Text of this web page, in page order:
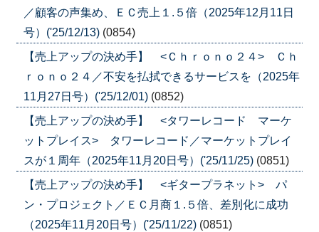
／顧客の声集め、ＥＣ売上１.５倍（2025年12月11日
号）('25/12/13) (0854)
【売上アップの決め手】 <Ｃｈｒｏｎｏ２４> Ｃｈ
ｒｏｎｏ２４／不安を払拭できるサービスを（2025年
11月27日号）('25/12/01) (0852)
【売上アップの決め手】 <タワーレコード マーケ
ットプレイス> タワーレコード／マーケットプレイ
スが１周年（2025年11月20日号）('25/11/25) (0851)
【売上アップの決め手】 <ギタープラネット> パ
ン・プロジェクト／ＥＣ月商１.５倍、差別化に成功
（2025年11月20日号）('25/11/22) (0851)